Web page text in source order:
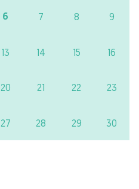
6 7 8 9
13 14 15 16
20 21 22 23
27 28 29 30